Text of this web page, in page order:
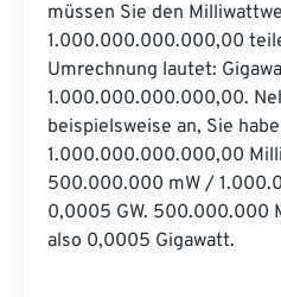
müssen Sie den
1.000.000.000.000,00
Umrechnung lautet:
1.000.000.000.000,00.
beispielsweise an, Sie
1.000.000.000.000,00
500.000.000 mW /
0,0005 GW. 500.000.000
also 0,0005 Gigawatt.